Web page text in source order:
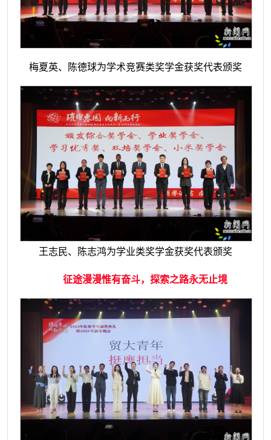
梅夏英、陈德球为学术竞赛类奖学金获奖代表颁奖
王志民、陈志鸿为学业类奖学金获奖代表颁奖
征途漫漫惟有奋斗，探索之路永无止境